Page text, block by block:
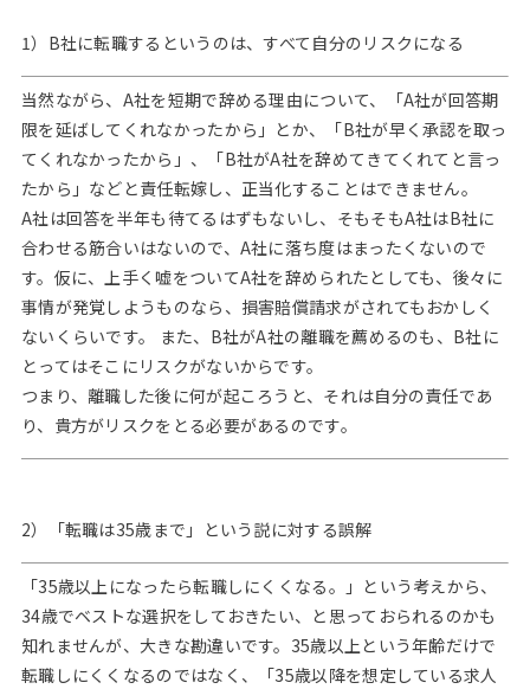
1）B社に転職するというのは、すべて自分のリスクになる
当然ながら、A社を短期で辞める理由について、「A社が回答期
限を延ばしてくれなかったから」とか、「B社が早く承認を取っ
てくれなかったから」、「B社がA社を辞めてきてくれてと言っ
たから」などと責任転嫁し、正当化することはできません。
A社は回答を半年も待てるはずもないし、そもそもA社はB社に
合わせる筋合いはないので、A社に落ち度はまったくないので
す。仮に、上手く嘘をついてA社を辞められたとしても、後々に
事情が発覚しようものなら、損害賠償請求がされてもおかしく
ないくらいです。 また、B社がA社の離職を薦めるのも、B社に
とってはそこにリスクがないからです。
つまり、離職した後に何が起ころうと、それは自分の責任であ
り、貴方がリスクをとる必要があるのです。
2）「転職は35歳まで」という説に対する誤解
「35歳以上になったら転職しにくくなる。」という考えから、
34歳でベストな選択をしておきたい、と思っておられるのかも
知れませんが、大きな勘違いです。35歳以上という年齢だけで
転職しにくくなるのではなく、「35歳以降を想定している求人